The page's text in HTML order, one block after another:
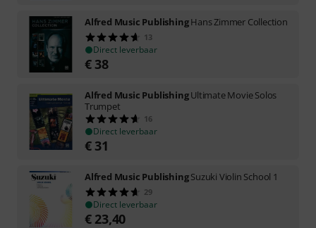
Alfred Music PublishingHans Zimmer Collection
13
Direct leverbaar
€ 38
Alfred Music PublishingUltimate Movie Solos
Trumpet
16
Direct leverbaar
€ 31
Alfred Music PublishingSuzuki Violin School 1
29
Direct leverbaar
€ 23,40